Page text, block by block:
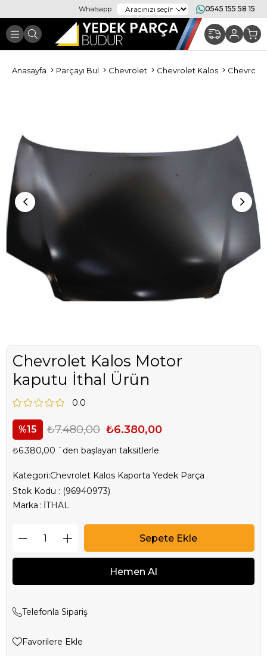
Whatsapp 0545 155 58 15
Anasayfa Parçayı Bul Chevrolet Chevrolet Kalos
Chevrolet Kalos Motor
kaputu İthal Ürün
0.0
15 ₺7.480,00 ₺6.380,00
₺6.380,00 `den başlayan taksitlerle
Kategori:Chevrolet Kalos Kaporta Yedek Parça
Stok Kodu
(96940973)
Marka : İTHAL
Telefonla Sipariş
Favorilere Ekle